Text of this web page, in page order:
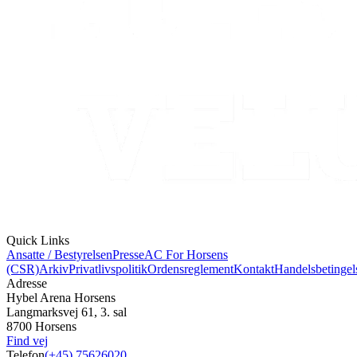
Quick Links
Ansatte / BestyrelsenPresseAC For Horsens
(CSR)ArkivPrivatlivspolitikOrdensreglementKontakt
Adresse
Hybel Arena Horsens
Langmarksvej 61, 3. sal
8700 Horsens
Find vej